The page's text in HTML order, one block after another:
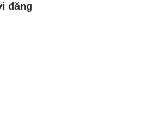
đăng